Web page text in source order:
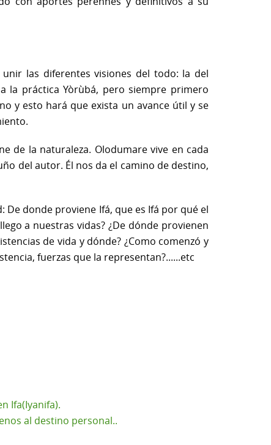
las diferentes visiones del todo: la del
la práctica Yòrùbá, pero siempre primero
y esto hará que exista un avance útil y se
de la naturaleza. Olodumare vive en cada
del autor. Él nos da el camino de destino,
donde proviene Ifá, que es Ifá por qué el
a nuestras vidas? ¿De dónde provienen
de vida y dónde? ¿Como comenzó y
fuerzas que la representan?......etc
Ifa(Iyanifa).
al destino personal..